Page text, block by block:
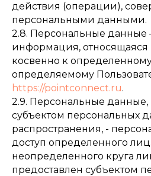
действия (операции),
персональными данными.
2.8. Персональные данные
информация,
косвенно к
определяемому
https://pointconnect.ru.
2.9. Персональные
субъектом персональных
распространения, -
доступ определенного
неопределенного круга
предоставлен субъектом